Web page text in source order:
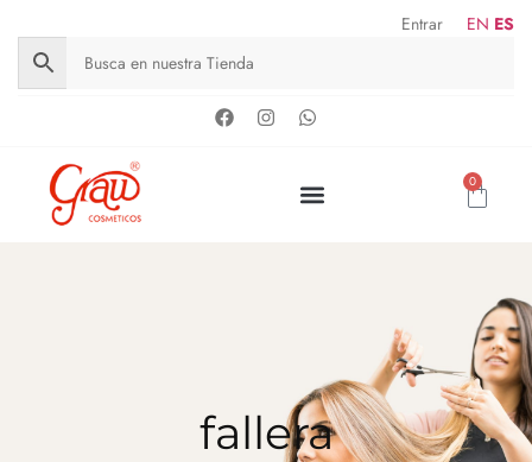
Entrar EN ES
0
fallera